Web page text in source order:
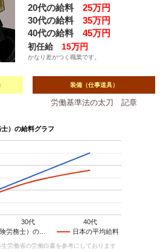
20代の給料 25万円
30代の給料 35万円
40代の給料 45万円
初任給 15万円
かなり差がつく職業です。
装備（仕事道具）
労働基準法の太刀 記章
）の給料グラフ
労務士）の… 日本の平均給料
30代 40代
労働省の労働白書を参考にしております